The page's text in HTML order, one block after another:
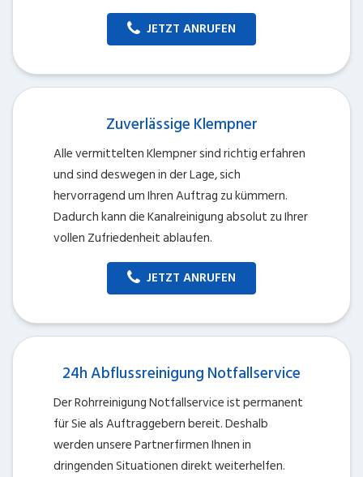
JETZT ANRUFEN
Zuverlässige Klempner
Alle vermittelten Klempner sind richtig erfahren
und sind deswegen in der Lage, sich
hervorragend um Ihren Auftrag zu kümmern.
Dadurch kann die Kanalreinigung absolut zu Ihrer
vollen Zufriedenheit ablaufen.
JETZT ANRUFEN
24h Abflussreinigung Notfallservice
Der Rohrreinigung Notfallservice ist permanent
für Sie als Auftraggebern bereit. Deshalb
werden unsere Partnerfirmen Ihnen in
dringenden Situationen direkt weiterhelfen.